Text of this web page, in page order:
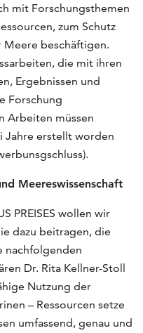
mit Forschungsthemen
zum Schutz
Meere beschäftigen.
die mit ihren
Ergebnissen und
Forschung
Arbeiten müssen
Jahre erstellt worden
Meereswissenschaft
PREISES wollen wir
dazu beitragen, die
nachfolgenden
Dr. Rita Kellner-Stoll
Nutzung der
– Ressourcen setze
umfassend, genau und